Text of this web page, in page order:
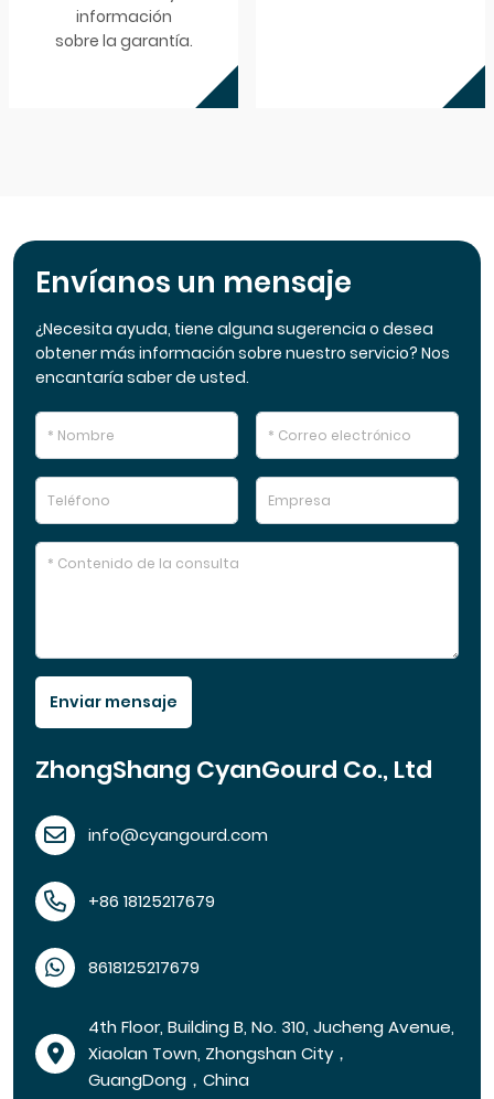
información
sobre la garantía.
Envíanos un mensaje
¿Necesita ayuda, tiene alguna sugerencia o desea
obtener más información sobre nuestro servicio? Nos
encantaría saber de usted.
Enviar mensaje
ZhongShang CyanGourd Co., Ltd
info@cyangourd.com
+86 18125217679
8618125217679
4th Floor, Building B, No. 310, Jucheng Avenue,
Xiaolan Town, Zhongshan City，
GuangDong，China